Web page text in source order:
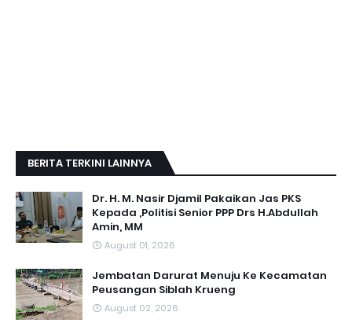
BERITA TERKINI LAINNYA
Dr. H. M. Nasir Djamil Pakaikan Jas PKS
Kepada ,Politisi Senior PPP Drs H.Abdullah
Amin, MM
August 01, 2026
Jembatan Darurat Menuju Ke Kecamatan
Peusangan Siblah Krueng
August 02, 2026